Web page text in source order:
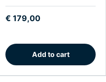
€ 179,00
Add to cart